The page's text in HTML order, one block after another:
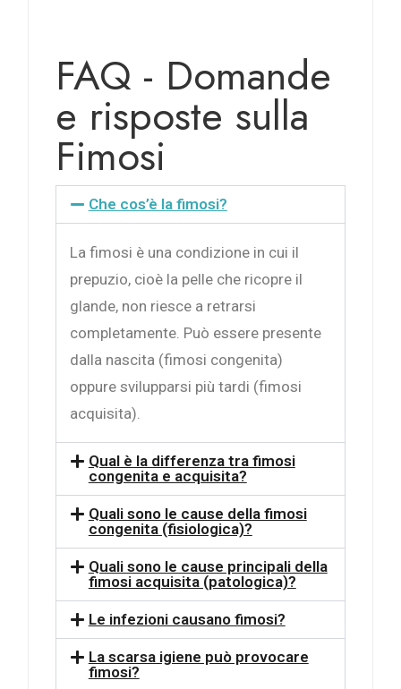
FAQ - Domande
e risposte sulla
Fimosi
Che cos’è la fimosi?
La fimosi è una condizione in cui il
prepuzio, cioè la pelle che ricopre il
glande, non riesce a retrarsi
completamente. Può essere presente
dalla nascita (fimosi congenita)
oppure svilupparsi più tardi (fimosi
acquisita).
Qual è la differenza tra fimosi
congenita e acquisita?
Quali sono le cause della fimosi
congenita (fisiologica)?
Quali sono le cause principali della
fimosi acquisita (patologica)?
Le infezioni causano fimosi?
La scarsa igiene può provocare
fimosi?